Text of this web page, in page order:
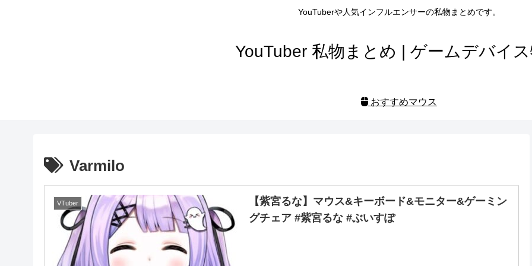
YouTuberや人気インフルエンサーの私物まとめです。
YouTuber 私物まとめ | ゲームデバイ
おすすめマウス
Varmilo
VTuber
【紫宮るな】マウス&キーボード&モニター&ゲーミン
グチェア #紫宮るな #ぶいすぽ